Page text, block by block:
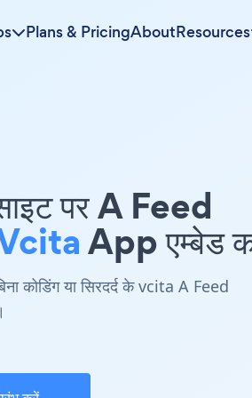
Plans & PricingAboutResources
पर A Feed
App एम्बेड
कोडिंग या सिरदर्द के vcita A Feed